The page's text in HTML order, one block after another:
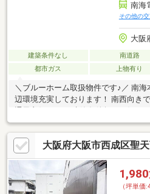
南海
その他の交
大阪
建築条件なし 南道路
都市ガス
上物有り
＼ブルーホーム取扱物件です♪／ 南海
辺環境充実しております！ 南西向き
だけます！
大阪府大阪市西成区聖
1,980
（坪単価